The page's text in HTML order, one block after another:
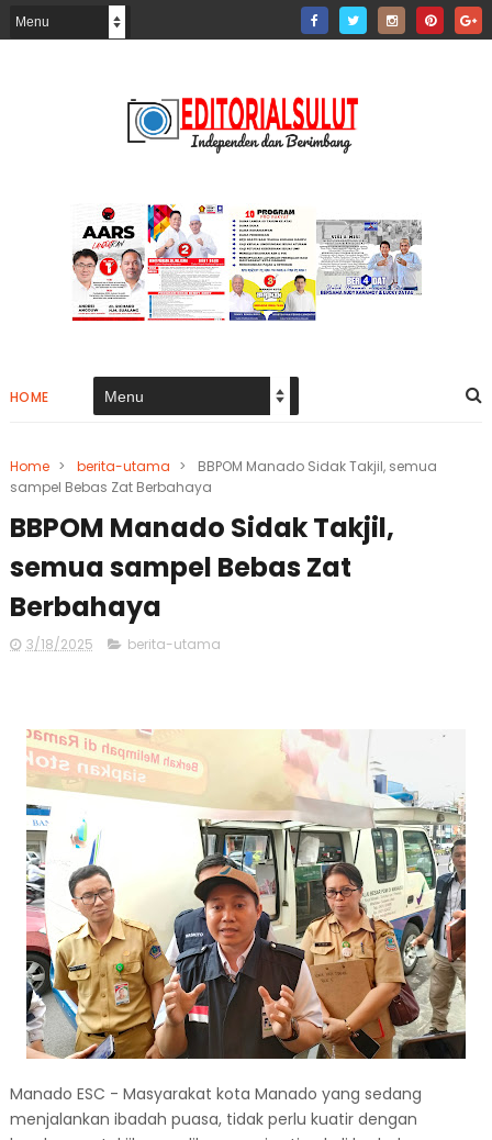
HOME
Home > berita-utama >
BBPOM Manado Sidak Takjil, semua
sampel Bebas Zat Berbahaya
BBPOM Manado Sidak Takjil,
semua sampel Bebas Zat
Berbahaya
3/18/2025 berita-utama
Manado ESC - Masyarakat kota Manado yang sedang
menjalankan ibadah puasa, tidak perlu kuatir dengan